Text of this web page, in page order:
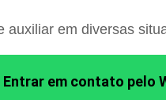
auxiliar em diversas
Entrar em contato pelo